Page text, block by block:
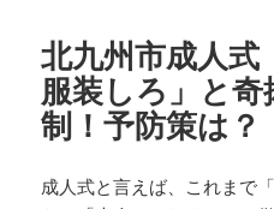
北九州市成人
服装しろ」と
制！予防策は？
成人式と言えば、これまで